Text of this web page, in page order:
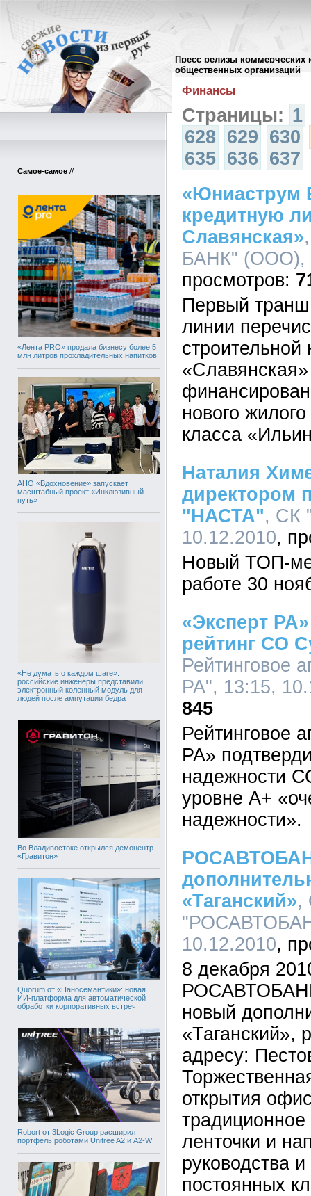
Пресс релизы коммерческих
общественных организаций
Самое-самое //
«Лента PRO» продала бизнесу более 5
млн литров прохладительных напитков
АНО «Вдохновение» запускает
масштабный проект «Инклюзивный
путь»
«Не думать о каждом шаге»:
российские инженеры представили
электронный коленный модуль для
людей после ампутации бедра
Во Владивостоке открылся демоцентр
«Гравитон»
Quorum от «Наносемантики»: новая
ИИ-платформа для автоматической
обработки корпоративных встреч
Robort от 3Logic Group расширил
портфель роботами Unitree A2 и A2-W
Архив пресс-релизов//
Финансы
Страницы: 1
628 629 630
635 636 637
«Юниаструм
кредитную
Славянская»
БАНК" (ООО),
Первый транш
линии
строительной
нового
класса
Наталия
директором
"НАСТА", СК
10.12.2010
Новый ТОП-
работе 30
«Эксперт
рейтинг СО
Рейтинговое
РА", 13:15,
845
Рейтинговое
РА»
надежности
уровне А+
надежности».
«Таганский»,
10.12.2010
8 декабря
новый
«Таганский»,
адресу:
открытия
ленточки и
руководства
постоянных